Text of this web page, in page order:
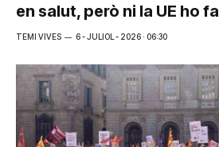
en salut, però ni la UE ho fa
TEMI VIVES 6 - JULIOL - 2026 · 06:30